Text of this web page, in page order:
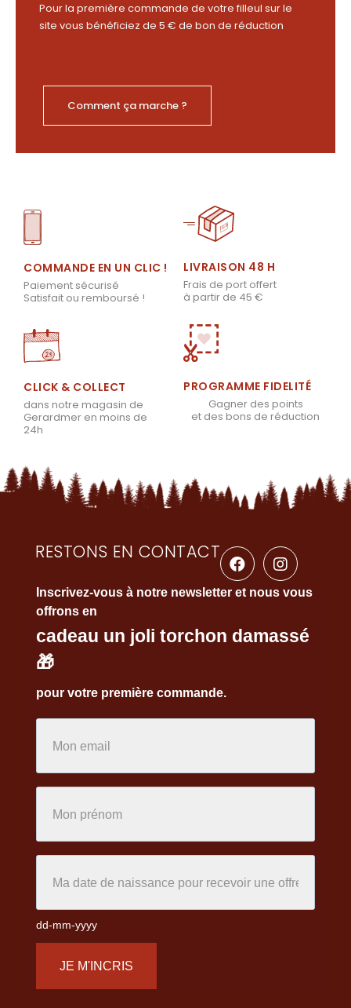
Pour la première commande de votre filleul sur le
site vous bénéficiez de 5 € de bon de réduction
Comment ça marche ?
COMMANDE EN UN CLIC !
Paiement sécurisé
Satisfait ou remboursé !
LIVRAISON 48 H
Frais de port offert
à partir de 45 €
CLICK & COLLECT
dans notre magasin de
Gerardmer en moins de
24h
PROGRAMME FIDELITÉ
Gagner des points
et des bons de réduction
RESTONS EN CONTACT
Inscrivez-vous à notre newsletter et nous vous
offrons en
cadeau un joli torchon damassé
🎁
pour votre première commande.
dd-mm-yyyy
JE M'INCRIS